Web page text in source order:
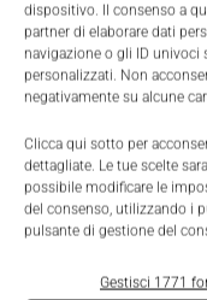
dispositivo. Il consenso a
partner di elaborare dati
navigazione o gli ID
personalizzati. Non
negativamente su alcune
Clicca qui sotto per
dettagliate. Le tue scelte
possibile modificare le
del consenso, utilizzando i
pulsante di gestione del
Gestisci 1771
Edicola